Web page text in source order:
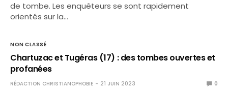
de tombe. Les enquêteurs se sont rapidement
orientés sur la…
NON CLASSÉ
Chartuzac et Tugéras (17) : des tombes ouvertes et
profanées
RÉDACTION CHRISTIANOPHOBIE 21 JUIN 2023 0